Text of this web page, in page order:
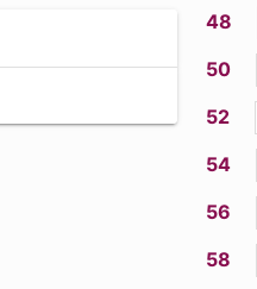
48
50
52
54
56
58